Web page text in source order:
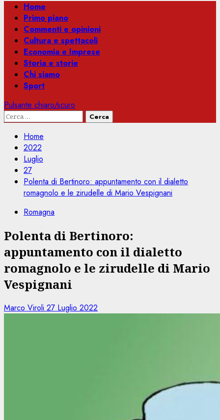
Menu
principale
Home
Primo piano
Commenti e opinioni
Cultura e spettacoli
Economia e Imprese
Storia e storie
Chi siamo
Sport
Pulsante chiaro/scuro
Ricerca
Home
2022
Luglio
27
Polenta di Bertinoro: appuntamento con il dialetto
romagnolo e le zirudelle di Mario Vespignani
Romagna
Polenta di Bertinoro:
appuntamento con il dialetto
romagnolo e le zirudelle di Mario
Vespignani
Marco Viroli 27 Luglio 2022